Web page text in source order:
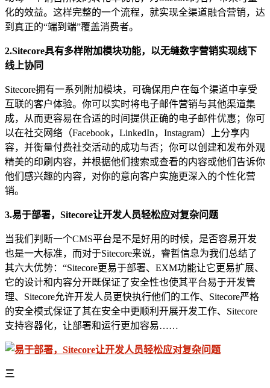
化的效益。这样完整的一个流程，就实现全渠道融合营销，达
到真正的“端到端”覆盖消费者。
2.Sitecore具有多样附加模块功能，以无缝数字营销实现线下
线上协同
Sitecore拥有一系列附加模块，可确保用户在每个渠道中享受
互联的客户体验。你可以实时将电子邮件营销与其他渠道集
成，从而更容易在合适的时间提供正确的电子邮件优惠；你可
以在社交网络（Facebook，LinkedIn，Instagram）上分享内
容，并衡量付费社交活动的成功与否；你可以创建和发布外观
精美的印刷内容，并根据他们搜索或查看的内容或他们告诉你
他们感兴趣的内容，对你的意向客户实施更深入的个性化营
销。
3.易于部署， Sitecore让开发人员轻松应对复杂问题
当我们判断一个CMS平台是不是好用的时候，是否容易开发
也是一大标准，而对于Sitecore来说，睿哲信息为我们总结了
其六大优势：“Sitecore更易于部署、EXM功能让它更易扩展、
它的设计和内容分开既保证了安全性也使其平台易于开发管
理、Sitecore允许开发人员更快执行他们的工作、Sitecore严格
的安全模式保证了其在安全中更顺利开展开发工作、Sitecore
支持容器化，让部署和运行更加容易……
三